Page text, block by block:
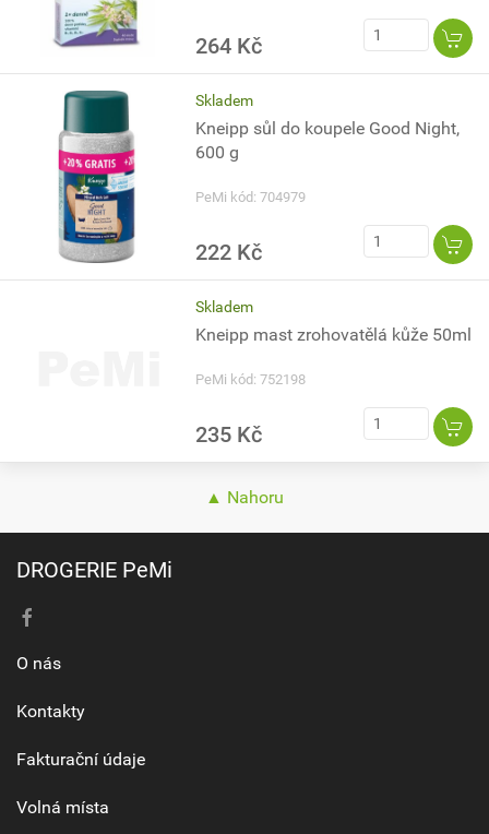
264 Kč
Skladem
Kneipp sůl do koupele Good Night,
600 g
PeMi kód: 704979
222 Kč
Skladem
Kneipp mast zrohovatělá kůže 50ml
PeMi kód: 752198
235 Kč
▲ Nahoru
DROGERIE PeMi
O nás
Kontakty
Fakturační údaje
Volná místa